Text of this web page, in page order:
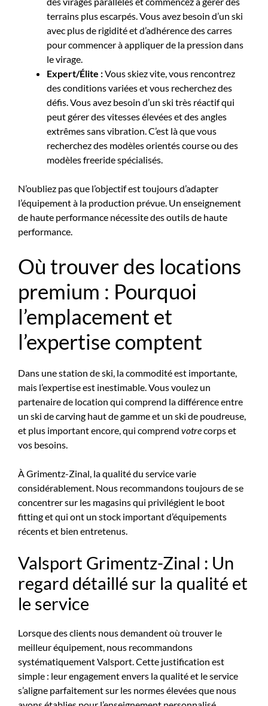
terrains plus escarpés. Vous avez besoin d’un ski
avec plus de rigidité et d’adhérence des carres
pour commencer à appliquer de la pression dans
le virage.
Expert/Élite :Vous skiez vite, vous rencontrez
des conditions variées et vous recherchez des
défis. Vous avez besoin d’un ski très réactif qui
peut gérer des vitesses élevées et des angles
extrêmes sans vibration. C’est là que vous
recherchez des modèles orientés course ou des
modèles freeride spécialisés.
N’oubliez pas que l’objectif est toujours d’adapter
l’équipement à la production prévue. Un enseignement
de haute performance nécessite des outils de haute
performance.
Où trouver des locations
premium : Pourquoi
l’emplacement et
l’expertise comptent
Dans une station de ski, la commodité est importante,
mais l’expertise est inestimable. Vous voulez un
partenaire de location qui comprend la différence entre
un ski de carving haut de gamme et un ski de poudreuse,
et plus important encore, qui comprend votrecorps et
vos besoins.
À Grimentz-Zinal, la qualité du service varie
considérablement. Nous recommandons toujours de se
concentrer sur les magasins qui privilégient le boot
fitting et qui ont un stock important d’équipements
récents et bien entretenus.
Valsport Grimentz-Zinal : Un
regard détaillé sur la qualité et
le service
Lorsque des clients nous demandent où trouver le
meilleur équipement, nous recommandons
systématiquement Valsport. Cette justification est
simple : leur engagement envers la qualité et le service
s’aligne parfaitement sur les normes élevées que nous